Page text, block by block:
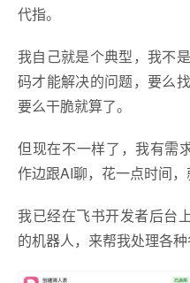
代指。
我自己就是个典型，我不
码才能解决的问题，要么
要么干脆就算了。
但现在不一样了，我有需
作边跟AI聊，花一点时间，
我已经在飞书开发者后台
的机器人，来帮我处理各种